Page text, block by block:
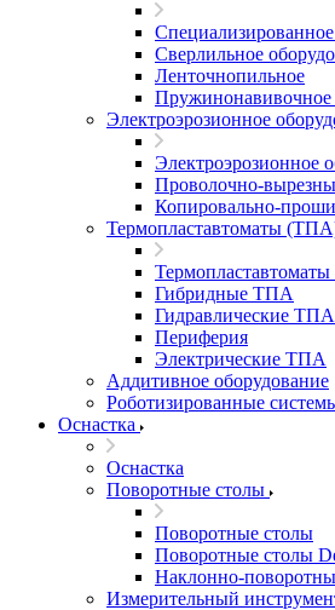
Сверлильное
Ленточнопильное
Пружинонавивочное
Электроэрозионное
Электроэрозионное
Проволочно-
Копировально-
Термопластавтоматы
Гибридные ТПА
Гидравлические ТПА
Периферия
Электрические ТПА
Аддитивное оборудование
Роботизированные
Оснастка
Оснастка
Поворотные столы
Поворотные столы
Поворотные столы
Наклонно-
Измерительный